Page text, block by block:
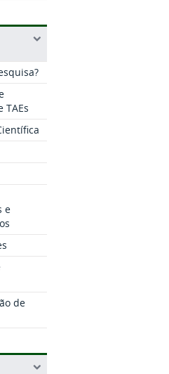
TAEs
e
de